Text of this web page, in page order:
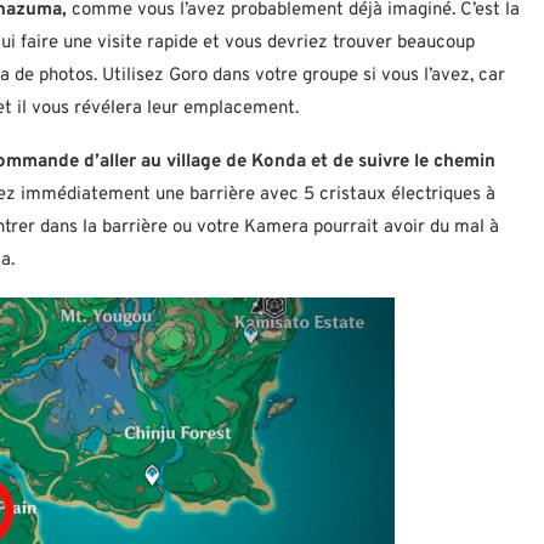
comme vous l’avez probablement déjà imaginé. C’est la
faire une visite rapide et vous devriez trouver beaucoup
photos. Utilisez Goro dans votre groupe si vous l’avez, car
il vous révélera leur emplacement.
d’aller au village de Konda et de suivre le chemin
immédiatement une barrière avec 5 cristaux électriques à
dans la barrière ou votre Kamera pourrait avoir du mal à